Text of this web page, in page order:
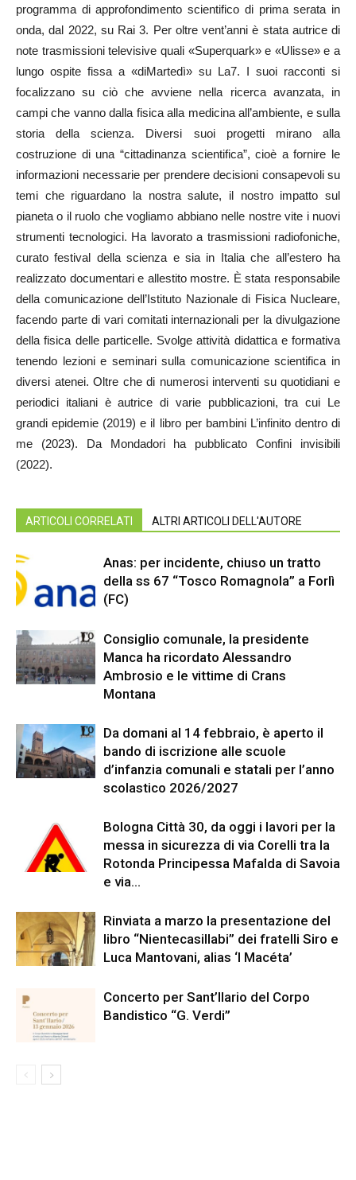
programma di approfondimento scientifico di prima serata in
onda, dal 2022, su Rai 3. Per oltre vent’anni è stata autrice di
note trasmissioni televisive quali «Superquark» e «Ulisse» e a
lungo ospite fissa a «diMartedì» su La7. I suoi racconti si
focalizzano su ciò che avviene nella ricerca avanzata, in
campi che vanno dalla fisica alla medicina all’ambiente, e sulla
storia della scienza. Diversi suoi progetti mirano alla
costruzione di una “cittadinanza scientifica”, cioè a fornire le
informazioni necessarie per prendere decisioni consapevoli su
temi che riguardano la nostra salute, il nostro impatto sul
pianeta o il ruolo che vogliamo abbiano nelle nostre vite i nuovi
strumenti tecnologici. Ha lavorato a trasmissioni radiofoniche,
curato festival della scienza e sia in Italia che all’estero ha
realizzato documentari e allestito mostre. È stata responsabile
della comunicazione dell’Istituto Nazionale di Fisica Nucleare,
facendo parte di vari comitati internazionali per la divulgazione
della fisica delle particelle. Svolge attività didattica e formativa
tenendo lezioni e seminari sulla comunicazione scientifica in
diversi atenei. Oltre che di numerosi interventi su quotidiani e
periodici italiani è autrice di varie pubblicazioni, tra cui Le
grandi epidemie (2019) e il libro per bambini L’infinito dentro di
me (2023). Da Mondadori ha pubblicato Confini invisibili
(2022).
ARTICOLI CORRELATI ALTRI ARTICOLI DELL'AUTORE
Anas: per incidente, chiuso un tratto
della ss 67 “Tosco Romagnola” a Forlì
(FC)
Consiglio comunale, la presidente
Manca ha ricordato Alessandro
Ambrosio e le vittime di Crans
Montana
Da domani al 14 febbraio, è aperto il
bando di iscrizione alle scuole
d’infanzia comunali e statali per l’anno
scolastico 2026/2027
Bologna Città 30, da oggi i lavori per la
messa in sicurezza di via Corelli tra la
Rotonda Principessa Mafalda di Savoia
e via...
Rinviata a marzo la presentazione del
libro “Nientecasillabi” dei fratelli Siro e
Luca Mantovani, alias ‘I Macéta’
Concerto per Sant’Ilario del Corpo
Bandistico “G. Verdi”